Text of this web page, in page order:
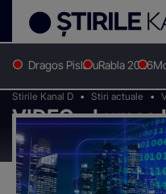
Dragos PislaruRabla 2026
Stirile Kanal D Stiri actuale
VIDEO - Lumea
meserii